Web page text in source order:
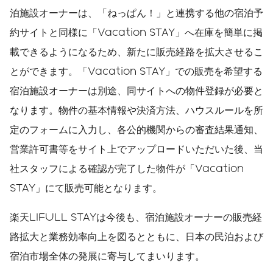
泊施設オーナーは、「ねっぱん！」と連携する他の宿泊予
約サイトと同様に「Vacation STAY」へ在庫を簡単に掲
載できるようになるため、新たに販売経路を拡大させるこ
とができます。「Vacation STAY」での販売を希望する
宿泊施設オーナーは別途、同サイトへの物件登録が必要と
なります。物件の基本情報や決済方法、ハウスルールを所
定のフォームに入力し、各公的機関からの審査結果通知、
営業許可書等をサイト上でアップロードいただいた後、当
社スタッフによる確認が完了した物件が「Vacation
STAY」にて販売可能となります。
楽天LIFULL STAYは今後も、宿泊施設オーナーの販売経
路拡大と業務効率向上を図るとともに、日本の民泊および
宿泊市場全体の発展に寄与してまいります。